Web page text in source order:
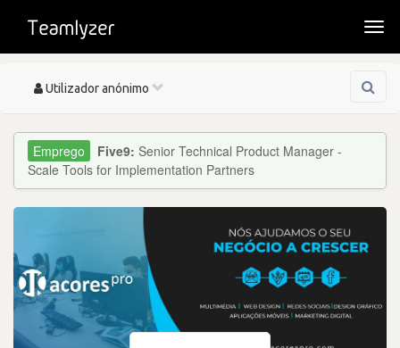
Toggle
Utilizador anónimo
Five9: Senior Technical Product Manager -
Scale Tools for Implementation Partners